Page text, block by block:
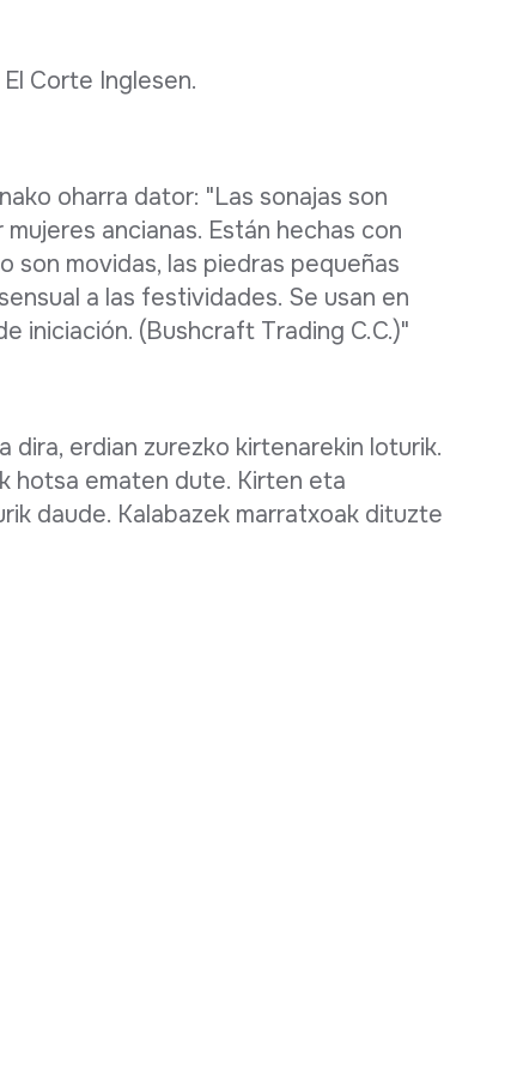
Corte Inglesen.
oharra dator: "Las sonajas son
ancianas. Están hechas con
son movidas, las piedras pequeñas
a las festividades. Se usan en
iniciación. (Bushcraft Trading C.C.)"
dira, erdian zurezko kirtenarekin loturik.
hotsa ematen dute. Kirten eta
daude. Kalabazek marratxoak dituzte